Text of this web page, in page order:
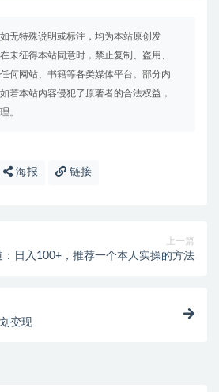
无特殊说明或标注，均为本站原创发
未征得本站同意时，禁止复制、盗用、
何网站、书籍等各类媒体平台。部分内
若本站内容侵犯了原著者的合法权益，
。
海报 链接
上一篇
：日入100+，推荐一个本人实操的方法
变现